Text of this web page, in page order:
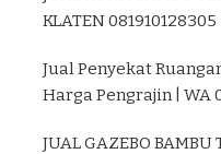
KLATEN 081910128305
Jual Penyekat
Harga Pengrajin | WA
JUAL GAZEBO BAMBU